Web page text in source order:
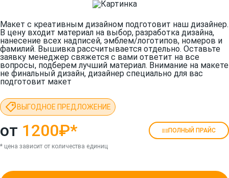
Макет с креативным дизайном подготовит наш дизайнер.
В цену входит материал на выбор, разработка дизайна,
нанесение всех надписей, эмблем/логотипов, номеров и
фамилий. Вышивка рассчитывается отдельно. Оставьте
заявку менеджер свяжется с вами ответит на все
вопросы, подберем лучший материал. Внимание на макете
не финальный дизайн, дизайнер специально для вас
подготовит макет
ВЫГОДНОЕ ПРЕДЛОЖЕНИЕ
от 1200₽* ПОЛНЫЙ ПРАЙС
* цена зависит от количества единиц